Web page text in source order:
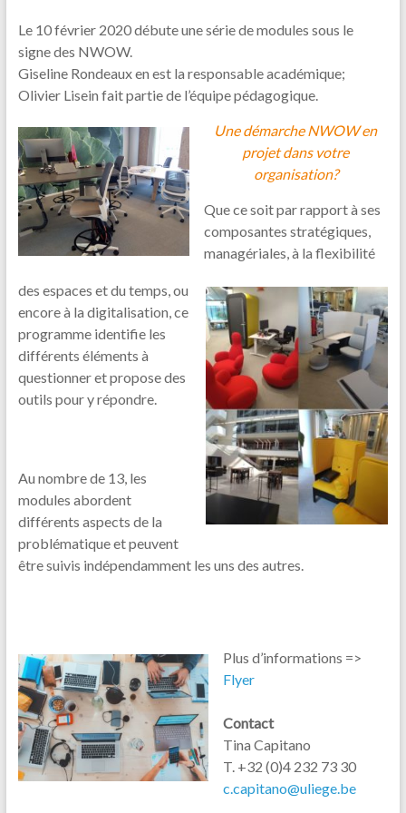
Le 10 février 2020 débute une série de modules sous le
signe des NWOW.
Giseline Rondeaux en est la responsable académique;
Olivier Lisein fait partie de l’équipe pédagogique.
Une démarche NWOW en
projet dans votre
organisation?
Que ce soit par rapport à ses
composantes stratégiques,
managériales, à la flexibilité
des espaces et du temps, ou
encore à la digitalisation, ce
programme identifie les
différents éléments à
questionner et propose des
outils pour y répondre.
Au nombre de 13, les
modules abordent
différents aspects de la
problématique et peuvent
être suivis indépendamment les uns des autres.
Plus d’informations =>
Flyer
Contact
Tina Capitano
T. +32 (0)4 232 73 30
c.capitano@uliege.be